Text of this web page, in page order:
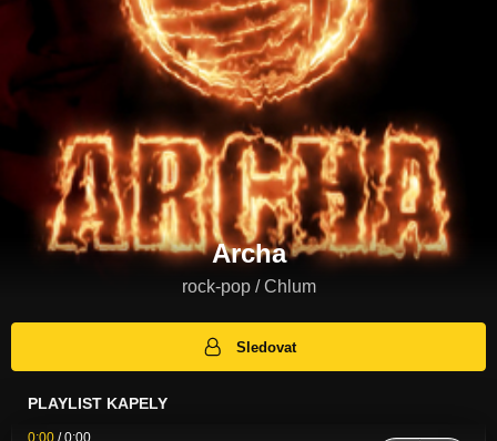
Archa
rock-pop / Chlum
Sledovat
PLAYLIST KAPELY
0:00 /0:00